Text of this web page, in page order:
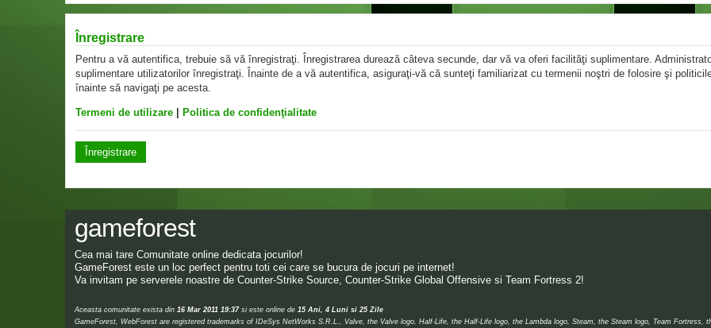
Înregistrare
Pentru a vă autentifica, trebuie să vă înregistraţi. Înregistrarea durează câteva secunde, dar vă va oferi facilităţi suplimentare.
suplimentare utilizatorilor înregistraţi. Înainte de a vă autentifica, asiguraţi-vă că sunteţi familiarizat cu termenii noştri de folosire şi
înainte să navigaţi pe acesta.
Termeni de utilizare Politica de confidenţialitate
Înregistrare
gameforest
Cea mai tare Comunitate online dedicata jocurilor!
GameForest este un loc perfect pentru toti cei care se bucura de jocuri pe internet!
Va invitam pe serverele noastre de Counter-Strike Source, Counter-Strike Global Offensive si Team Fortress 2!
Aceasta comunitate exista din 16 Mar 2011 19:37si este online de 15 Ani, 4 Luni si 25 Zile
GameForest, WebForest are registered trademarks of IDeSys NetWorks S.R.L., Valve, the Valve logo, Half-Life, the Half-Life logo, the Lambda logo, Steam, the Steam logo, Team Fortress,